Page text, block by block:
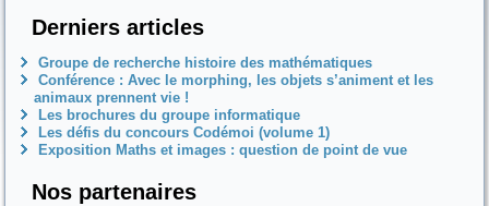
Derniers articles
Groupe de recherche histoire des mathématiques
Conférence : Avec le morphing, les objets s’animent et les
animaux prennent vie !
Les brochures du groupe informatique
Les défis du concours Codémoi (volume 1)
Exposition Maths et images : question de point de vue
Nos partenaires